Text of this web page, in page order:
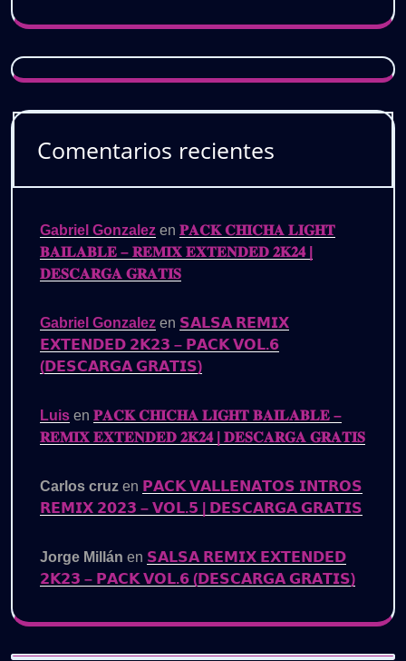
Comentarios recientes
Gabriel Gonzalez en 𝐏𝐀𝐂𝐊 𝐂𝐇𝐈𝐂𝐇𝐀 𝐋𝐈𝐆𝐇𝐓
𝐁𝐀𝐈𝐋𝐀𝐁𝐋𝐄 – 𝐑𝐄𝐌𝐈𝐗 𝐄𝐗𝐓𝐄𝐍𝐃𝐄𝐃 𝟐𝐊𝟐𝟒 |
𝐃𝐄𝐒𝐂𝐀𝐑𝐆𝐀 𝐆𝐑𝐀𝐓𝐈𝐒
Gabriel Gonzalez en 𝗦𝗔𝗟𝗦𝗔 𝗥𝗘𝗠𝗜𝗫
𝗘𝗫𝗧𝗘𝗡𝗗𝗘𝗗 𝟮𝗞𝟮𝟯 – 𝗣𝗔𝗖𝗞 𝗩𝗢𝗟.𝟲
(𝗗𝗘𝗦𝗖𝗔𝗥𝗚𝗔 𝗚𝗥𝗔𝗧𝗜𝗦)
Luis en 𝐏𝐀𝐂𝐊 𝐂𝐇𝐈𝐂𝐇𝐀 𝐋𝐈𝐆𝐇𝐓 𝐁𝐀𝐈𝐋𝐀𝐁𝐋𝐄 –
𝐑𝐄𝐌𝐈𝐗 𝐄𝐗𝐓𝐄𝐍𝐃𝐄𝐃 𝟐𝐊𝟐𝟒 | 𝐃𝐄𝐒𝐂𝐀𝐑𝐆𝐀 𝐆𝐑𝐀𝐓𝐈𝐒
Carlos cruz en 𝗣𝗔𝗖𝗞 𝗩𝗔𝗟𝗟𝗘𝗡𝗔𝗧𝗢𝗦 𝗜𝗡𝗧𝗥𝗢𝗦
𝗥𝗘𝗠𝗜𝗫 𝟮𝟬𝟮𝟯 – 𝗩𝗢𝗟.𝟱 | 𝗗𝗘𝗦𝗖𝗔𝗥𝗚𝗔 𝗚𝗥𝗔𝗧𝗜𝗦
Jorge Millán en 𝗦𝗔𝗟𝗦𝗔 𝗥𝗘𝗠𝗜𝗫 𝗘𝗫𝗧𝗘𝗡𝗗𝗘𝗗
𝟮𝗞𝟮𝟯 – 𝗣𝗔𝗖𝗞 𝗩𝗢𝗟.𝟲 (𝗗𝗘𝗦𝗖𝗔𝗥𝗚𝗔 𝗚𝗥𝗔𝗧𝗜𝗦)